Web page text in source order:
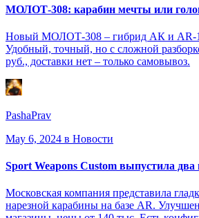
МОЛОТ-308: карабин мечты или
Новый МОЛОТ-308 – гибрид АК и AR-
Удобный, точный, но с сложной
руб., доставки нет – только самовывоз.
PashaPrav
May 6, 2024 в Новости
Sport Weapons Custom выпустила
Московская компания представила
нарезной карабины на базе AR.